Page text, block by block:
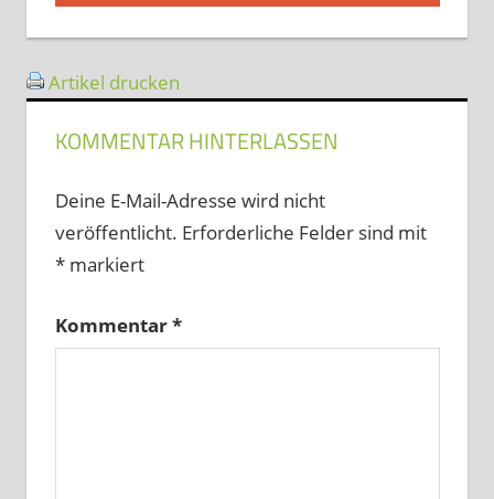
Artikel drucken
KOMMENTAR HINTERLASSEN
Deine E-Mail-Adresse wird nicht
veröffentlicht. Erforderliche Felder sind mit
*markiert
Kommentar*